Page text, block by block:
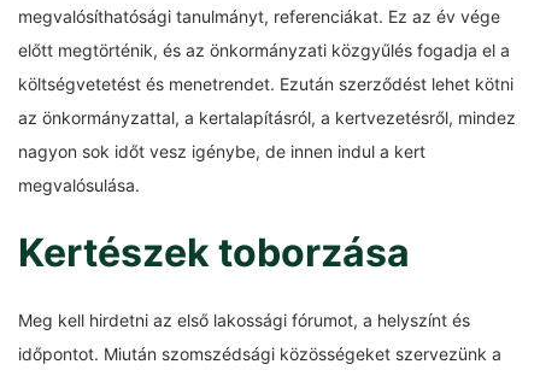
megvalósíthatósági tanulmányt, referenciákat. Ez az év vége
előtt megtörténik, és az önkormányzati közgyűlés fogadja el a
költségvetetést és menetrendet. Ezután szerződést lehet kötni
az önkormányzattal, a kertalapításról, a kertvezetésről, mindez
nagyon sok időt vesz igénybe, de innen indul a kert
megvalósulása.
Kertészek toborzása
Meg kell hirdetni az első lakossági fórumot, a helyszínt és
időpontot. Miután szomszédsági közösségeket szervezünk a